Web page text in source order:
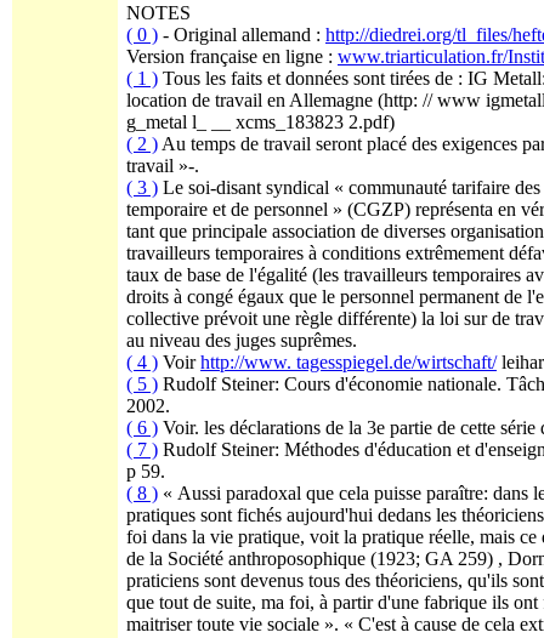
NOTES
( 0 ) - Original allemand : http://diedrei.org/tl_files/
Version française en ligne : www.triarticulation.fr/
( 1 ) Tous les faits et données sont tirées de : IG
location de travail en Allemagne (http: // www
g_metal l_ __ xcms_183823 2.pdf)
( 2 ) Au temps de travail seront placé des exigences
travail »-.
( 3 ) Le soi-disant syndical « communauté tarifaire
temporaire et de personnel » (CGZP) représenta en
tant que principale association de diverses
travailleurs temporaires à conditions extrêmement
taux de base de l'égalité (les travailleurs temporaires
droits à congé égaux que le personnel permanent de
collective prévoit une règle différente) la loi sur de
au niveau des juges suprêmes.
( 4 ) Voirhttp://www. tagesspiegel.de/wirtschaft/
( 5 ) Rudolf Steiner: Cours d'économie nationale.
2002.
( 6 ) Voir. les déclarations de la 3e partie de cette
( 7 ) Rudolf Steiner: Méthodes d'éducation et
p 59.
( 8 ) « Aussi paradoxal que cela puisse paraître: dans
pratiques sont fichés aujourd'hui dedans les
foi dans la vie pratique, voit la pratique réelle, mais
de la Société anthroposophique (1923; GA 259) ,
praticiens sont devenus tous des théoriciens, qu'ils
que tout de suite, ma foi, à partir d'une fabrique ils
maitriser toute vie sociale ». « C'est à cause de cela